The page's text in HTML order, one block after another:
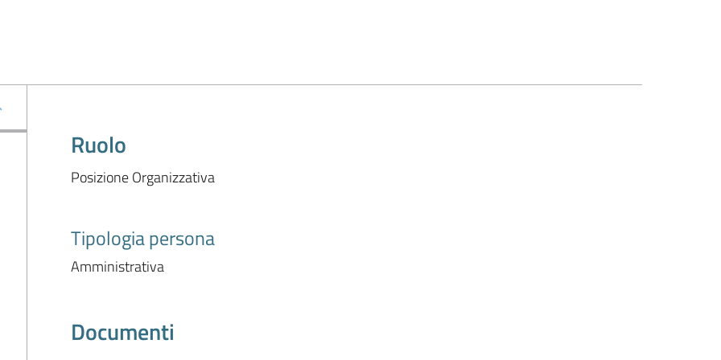
Ruolo
Posizione Organizzativa
Tipologia persona
Amministrativa
Documenti